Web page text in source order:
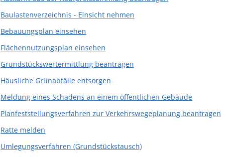
Baulastenverzeichnis - Einsicht nehmen
Bebauungsplan einsehen
Flächennutzungsplan einsehen
Grundstückswertermittlung beantragen
Häusliche Grünabfälle entsorgen
Meldung eines Schadens an einem öffentlichen Gebäude
Planfeststellungsverfahren zur Verkehrswegeplanung beantragen
Ratte melden
Umlegungsverfahren (Grundstückstausch)